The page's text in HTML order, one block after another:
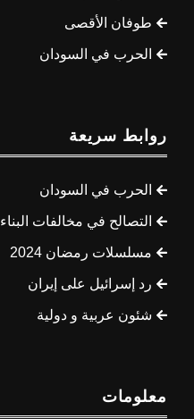
طوفان الأقصى
الحرب في السودان
روابط سريعة
الحرب في السودان
التصالح في مخالفات البناء
مسلسلات رمضان 2024
رد إسرائيل على إيران
شئون عربية و دولية
معلومات